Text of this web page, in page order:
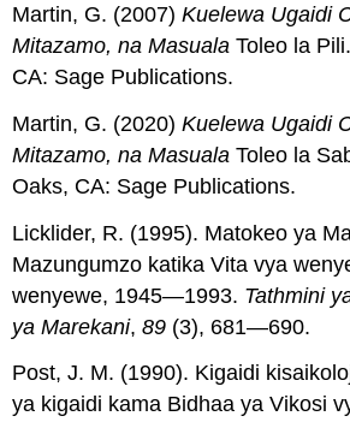
Martin, G. (2007)Kuelewa Ugaidi
Mitazamo, na Masuala Toleo la
CA: Sage Publications.
Martin, G. (2020)Kuelewa Ugaidi
Mitazamo, na Masuala Toleo la
Oaks, CA: Sage Publications.
Licklider, R. (1995). Matokeo ya
Mazungumzo katika Vita vya
wenyewe, 1945—1993. Tathmini
ya Marekani,89 (3), 681—690.
Post, J. M. (1990). Kigaidi
ya kigaidi kama Bidhaa ya Vikosi